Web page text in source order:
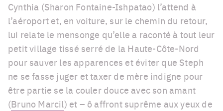
Cynthia (Sharon Fontaine-Ishpatao) l’attend à
l’aéroport et, en voiture, sur le chemin du retour,
lui relate le mensonge qu’elle a raconté à tout leur
petit village tissé serré de la Haute-Côte-Nord
pour sauver les apparences et éviter que Steph
ne se fasse juger et taxer de mère indigne pour
être partie se la couler douce avec son amant
(Bruno Marcil) et – ô affront suprême aux yeux de